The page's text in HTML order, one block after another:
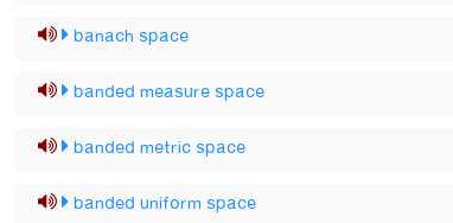
banach space
banded measure space
banded metric space
banded uniform space